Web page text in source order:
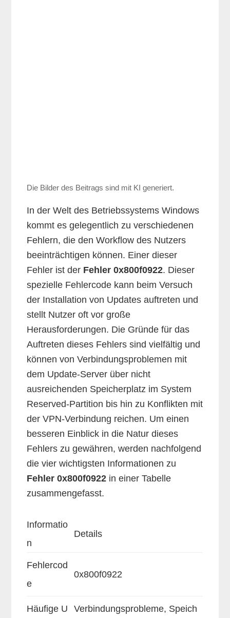
Die Bilder des Beitrags sind mit KI generiert.
In der Welt des Betriebssystems Windows
kommt es gelegentlich zu verschiedenen
Fehlern, die den Workflow des Nutzers
beeinträchtigen können. Einer dieser
Fehler ist der Fehler 0x800f0922. Dieser
spezielle Fehlercode kann beim Versuch
der Installation von Updates auftreten und
stellt Nutzer oft vor große
Herausforderungen. Die Gründe für das
Auftreten dieses Fehlers sind vielfältig und
können von Verbindungsproblemen mit
dem Update-Server über nicht
ausreichenden Speicherplatz im System
Reserved-Partition bis hin zu Konflikten mit
der VPN-Verbindung reichen. Um einen
besseren Einblick in die Natur dieses
Fehlers zu gewähren, werden nachfolgend
die vier wichtigsten Informationen zu
Fehler 0x800f0922 in einer Tabelle
zusammengefasst.
Informatio
n
Details
Fehlercod
e
0x800f0922
Häufige U
Verbindungsprobleme, Speich